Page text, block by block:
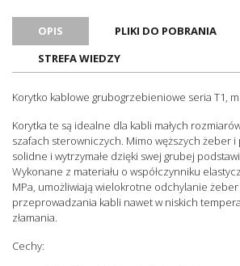
Z pokrywą
Samogasnące
Tak
Bezhalogenowe
Certyfikat UL
Certyfikat RoHS
Tak
Ilość sztuk w opakowaniu
8
Jednostka sprzedażowa
Sztuki
OPIS
PLIKI DO POBRANIA
STREFA WIEDZY
Korytko kablowe grubogrzebieniowe seria T1,
Korytka te są idealne dla kabli małych
szafach sterowniczych. Mimo węższych żeber i
solidne i wytrzymałe dzięki swej grubej
Wykonane z materiału o współczynniku
MPa, umożliwiają wielokrotne odchylanie
przeprowadzania kabli nawet w niskich
złamania.
Cechy: